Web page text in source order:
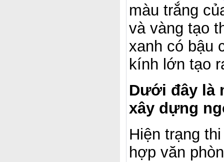
màu trắng
và vàng tạo
xanh có bậu
kính lớn tạo
Dưới đây là
xây dựng
Hiện trạng
hợp văn